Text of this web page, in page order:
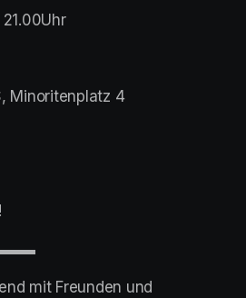
Minoritenplatz 4
mit Freunden und